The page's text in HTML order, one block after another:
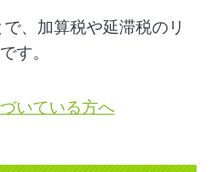
、加算税や延滞税のリ
す。
いている方へ